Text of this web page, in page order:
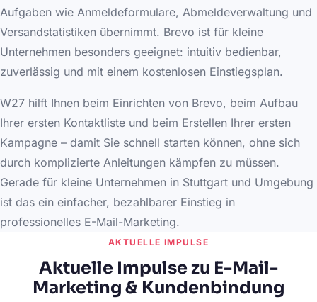
Aufgaben wie Anmeldeformulare, Abmeldeverwaltung und
Versandstatistiken übernimmt. Brevo ist für kleine
Unternehmen besonders geeignet: intuitiv bedienbar,
zuverlässig und mit einem kostenlosen Einstiegsplan.
W27 hilft Ihnen beim Einrichten von Brevo, beim Aufbau
Ihrer ersten Kontaktliste und beim Erstellen Ihrer ersten
Kampagne – damit Sie schnell starten können, ohne sich
durch komplizierte Anleitungen kämpfen zu müssen.
Gerade für kleine Unternehmen in Stuttgart und Umgebung
ist das ein einfacher, bezahlbarer Einstieg in
professionelles E-Mail-Marketing.
AKTUELLE IMPULSE
Aktuelle Impulse zu E-Mail-
Marketing & Kundenbindung